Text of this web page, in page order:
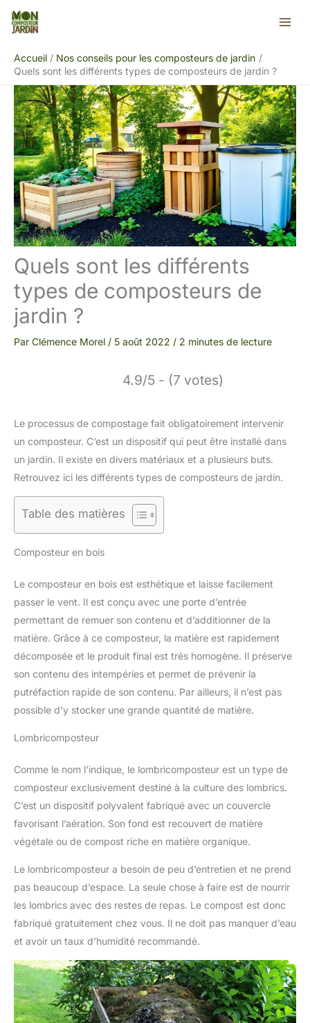
Aller
Accueil
Nos conseils pour les composteurs de jardin
Quels sont les différents types de composteurs de jardin ?
Quels sont les différents
types de composteurs de
jardin ?
Par Clémence Morel / 5 août 2022 / 2 minutes de lecture
4.9/5 - (7 votes)
Le processus de compostage fait obligatoirement intervenir
un composteur. C’est un dispositif qui peut être installé dans
un jardin. Il existe en divers matériaux et a plusieurs buts.
Retrouvez ici les différents types de composteurs de jardin.
Table des matières
Composteur en bois
Le composteur en bois est esthétique et laisse facilement
passer le vent. Il est conçu avec une porte d’entrée
permettant de remuer son contenu et d’additionner de la
matière. Grâce à ce composteur, la matière est rapidement
décomposée et le produit final est très homogène. Il préserve
son contenu des intempéries et permet de prévenir la
putréfaction rapide de son contenu. Par ailleurs, il n’est pas
possible d’y stocker une grande quantité de matière.
Lombricomposteur
Comme le nom l’indique, le lombricomposteur est un type de
composteur exclusivement destiné à la culture des lombrics.
C’est un dispositif polyvalent fabriqué avec un couvercle
favorisant l’aération. Son fond est recouvert de matière
végétale ou de compost riche en matière organique.
Le lombricomposteur a besoin de peu d’entretien et ne prend
pas beaucoup d’espace. La seule chose à faire est de nourrir
les lombrics avec des restes de repas. Le compost est donc
fabriqué gratuitement chez vous. Il ne doit pas manquer d’eau
et avoir un taux d’humidité recommandé.
Rechercher